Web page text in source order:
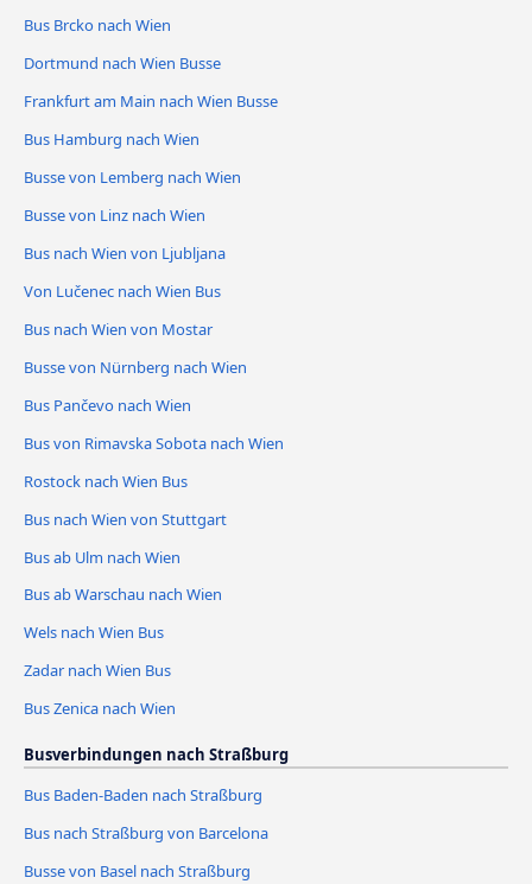
Bus Brcko nach Wien
Dortmund nach Wien Busse
Frankfurt am Main nach Wien Busse
Bus Hamburg nach Wien
Busse von Lemberg nach Wien
Busse von Linz nach Wien
Bus nach Wien von Ljubljana
Von Lučenec nach Wien Bus
Bus nach Wien von Mostar
Busse von Nürnberg nach Wien
Bus Pančevo nach Wien
Bus von Rimavska Sobota nach Wien
Rostock nach Wien Bus
Bus nach Wien von Stuttgart
Bus ab Ulm nach Wien
Bus ab Warschau nach Wien
Wels nach Wien Bus
Zadar nach Wien Bus
Bus Zenica nach Wien
Busverbindungen nach Straßburg
Bus Baden-Baden nach Straßburg
Bus nach Straßburg von Barcelona
Busse von Basel nach Straßburg